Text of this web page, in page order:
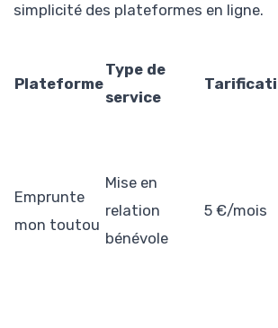
simplicité des plateformes en ligne.
Plateforme
Type de
service
Emprunte
mon toutou
Mise en
relation
bénévole
5 €/mois